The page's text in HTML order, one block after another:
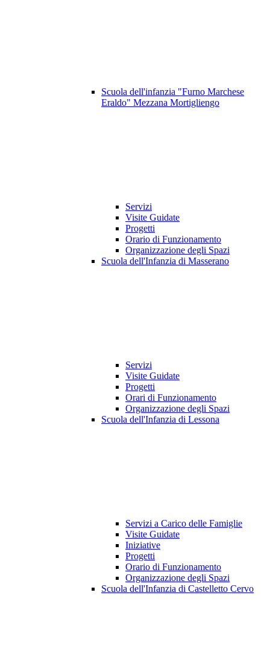
Scuola dell'infanzia "Furno Marchese
Eraldo" Mezzana Mortigliengo
Servizi
Visite Guidate
Progetti
Orario di Funzionamento
Organizzazione degli Spazi
Scuola dell'Infanzia di Masserano
Servizi
Visite Guidate
Progetti
Orari di Funzionamento
Organizzazione degli Spazi
Scuola dell'Infanzia di Lessona
Servizi a Carico delle Famiglie
Visite Guidate
Iniziative
Progetti
Orario di Funzionamento
Organizzazione degli Spazi
Scuola dell'Infanzia di Castelletto Cervo